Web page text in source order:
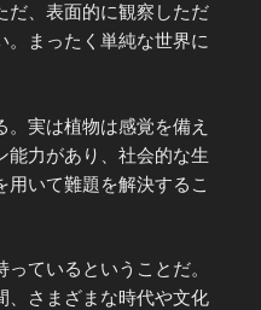
だ、表面的に観察しただ
。まったく単純な世界に
実は植物は感覚を備え
能力があり、社会的な生
いて難題を解決するこ
ているということだ。
、さまざまな時代や文化